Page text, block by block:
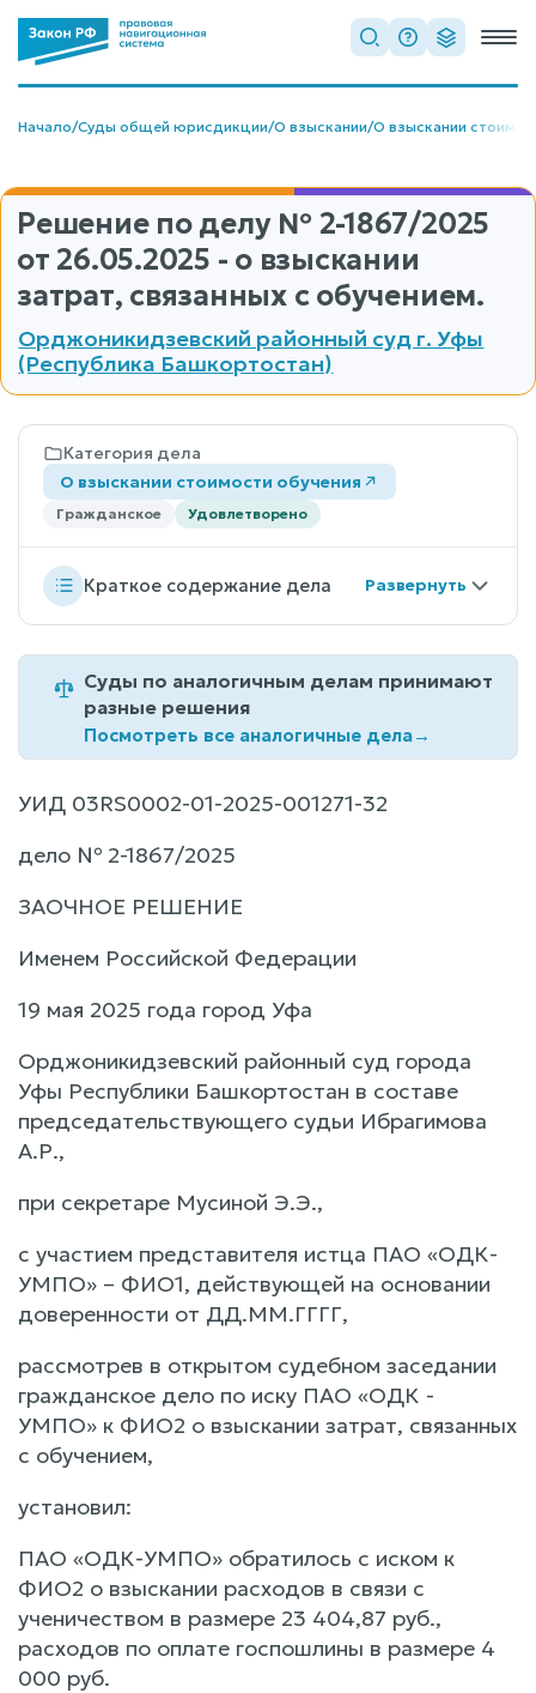
Начало/Суды общей юрисдикции/О взыскании/О взыскании
Решение по делу № 2-1867/2025
от 26.05.2025 - о взыскании
затрат, связанных с обучением.
Орджоникидзевский районный суд г. Уфы
(Республика Башкортостан)
Категория дела
О взыскании стоимости обучения
Гражданское Удовлетворено
Краткое содержание дела
Суды по аналогичным делам принимают
разные решения
Посмотреть все аналогичные дела→
УИД 03RS0002-01-2025-001271-32
дело № 2-1867/2025
ЗАОЧНОЕ РЕШЕНИЕ
Именем Российской Федерации
19 мая 2025 года город Уфа
Орджоникидзевский районный суд города
Уфы Республики Башкортостан в составе
председательствующего судьи Ибрагимова
А.Р.,
при секретаре Мусиной Э.Э.,
с участием представителя истца ПАО «ОДК-
УМПО» – ФИО1, действующей на основании
доверенности от ДД.ММ.ГГГГ,
рассмотрев в открытом судебном заседании
гражданское дело по иску ПАО «ОДК -
УМПО» к ФИО2 о взыскании затрат, связанных
с обучением,
установил:
ПАО «ОДК-УМПО» обратилось с иском к
ФИО2 о взыскании расходов в связи с
ученичеством в размере 23 404,87 руб.,
расходов по оплате госпошлины в размере 4
000 руб.